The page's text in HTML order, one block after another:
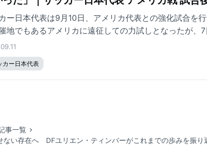
ー日本代表は9月10日、アメリカ代表との強化試合を
地でもあるアメリカに遠征しての力試しとなったが、
しい結果に終わった中で、選手たちはどのような想い
戻っていくのか。 以下、試合後の菅原由勢（ブレーメ
カー日本代表
事一覧
ない存在へ DFユリエン・ティンバーがこれまでの歩みを振り